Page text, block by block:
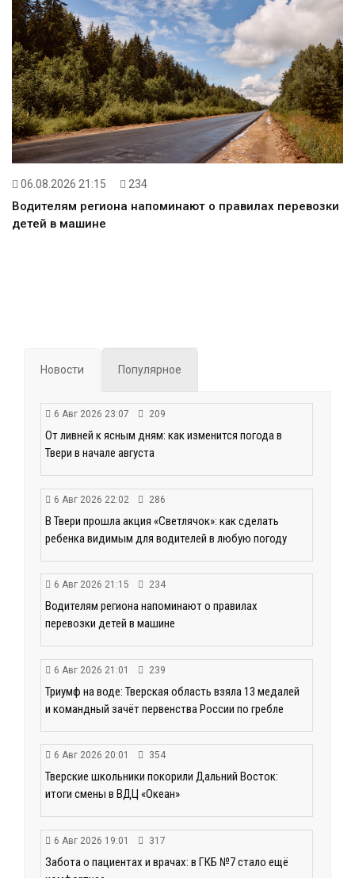
06.08.2026 21:15 234
Водителям региона напоминают о правилах перевозки
детей в машине
Новости Популярное
6 Авг 2026 23:07 209
От ливней к ясным дням: как изменится погода в
Твери в начале августа
6 Авг 2026 22:02 286
В Твери прошла акция «Светлячок»: как сделать
ребенка видимым для водителей в любую погоду
6 Авг 2026 21:15 234
Водителям региона напоминают о правилах
перевозки детей в машине
6 Авг 2026 21:01 239
Триумф на воде: Тверская область взяла 13 медалей
и командный зачёт первенства России по гребле
6 Авг 2026 20:01 354
Тверские школьники покорили Дальний Восток:
итоги смены в ВДЦ «Океан»
6 Авг 2026 19:01 317
Забота о пациентах и врачах: в ГКБ №7 стало ещё